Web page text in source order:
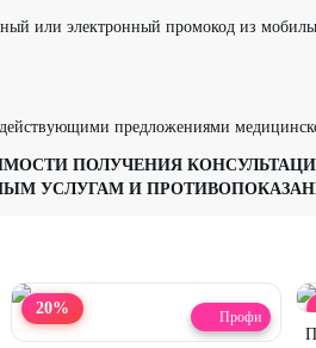
или электронный промокод из
предложениями
ПОЛУЧЕНИЯ
УСЛУГАМ И
20% Профи